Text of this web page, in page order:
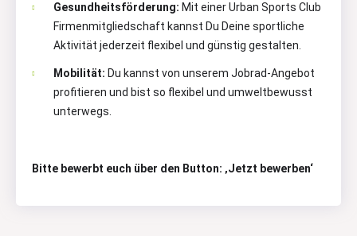
Gesundheitsförderung: Mit einer Urban Sports Club
Firmenmitgliedschaft kannst Du Deine sportliche
Aktivität jederzeit flexibel und günstig gestalten.
Mobilität: Du kannst von unserem Jobrad-Angebot
profitieren und bist so flexibel und umweltbewusst
unterwegs.
Bitte bewerbt euch über den Button: ‚Jetzt bewerben‘